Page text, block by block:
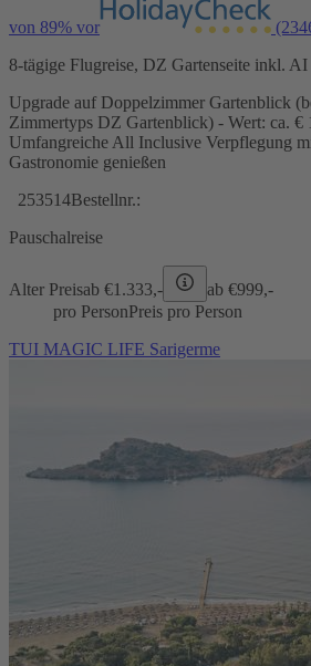
von 89% vor
8-tägige Flugreise, DZ Gartenseite inkl. AI
Upgrade auf Doppelzimmer Gartenblick
Zimmertyps DZ Gartenblick) - Wert: ca. €
Umfangreiche All Inclusive Verpflegung
Gastronomie genießen
253514Bestellnr.:
Pauschalreise
Alter Preisab €1.333,- ab €999,-
pro PersonPreis pro Person
TUI MAGIC LIFE Sarigerme